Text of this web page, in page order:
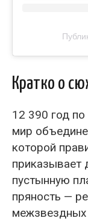
Кратко о
12 390 год
мир
которой
приказывает
пустынную
пряность —
межзвездных